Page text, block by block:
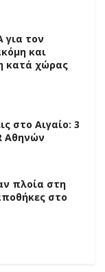
για τον
και
κατά χώρας
στο Αιγαίο: 3
Αθηνών
πλοία στη
στο